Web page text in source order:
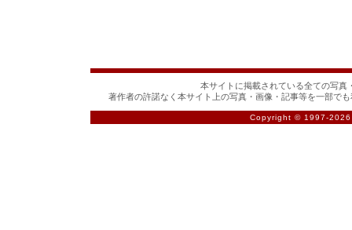
本サイトに掲載されている全ての写真
著作者の許諾なく本サイト上の写真・画像・記事等を一部で
Copyright © 1997-